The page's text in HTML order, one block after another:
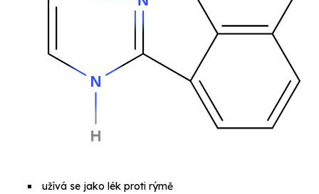
užívá se jako lék proti rýmě